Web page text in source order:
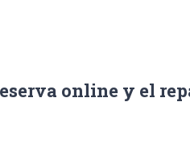
online y el